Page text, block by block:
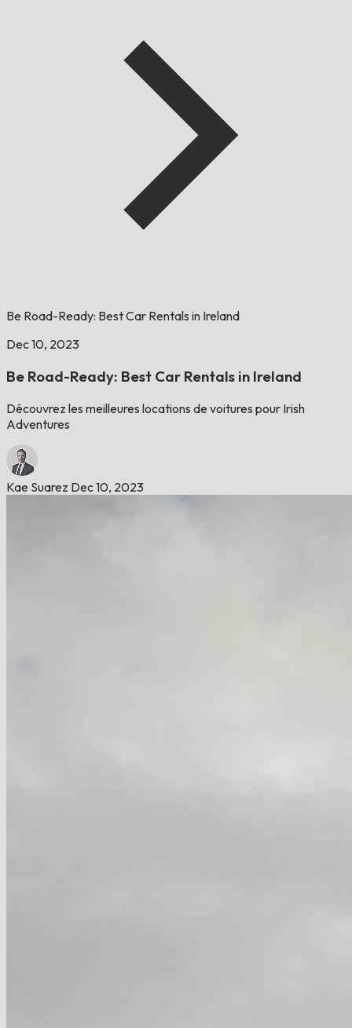
Be Road-Ready: Best Car Rentals in Ireland
Dec 10, 2023
Be Road-Ready: Best Car Rentals in Ireland
Découvrez les meilleures locations de voitures pour Irish
Adventures
Kae Suarez Dec 10, 2023